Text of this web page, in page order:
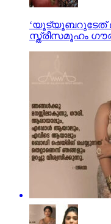
‘യൂട്യൂബറുടേത്
സ്ത്രീസമൂഹം